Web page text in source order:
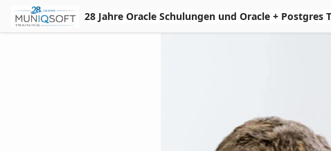
Skip to Main Content
28 Jahre Oracle Schulungen und Oracle +